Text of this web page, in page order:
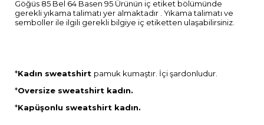
Göğüs 85 Bel 64 Basen 95 Ürünün iç etiket bölümünde
gerekli yıkama talimatı yer almaktadır . Yıkama talimatı ve
semboller ile ilgili gerekli bilgiye iç etiketten ulaşabilirsiniz.
*Kadın sweatshirt pamuk kumaştır. İçi şardonludur.
*Oversize sweatshirt kadın.
*Kapüşonlu sweatshirt kadın.